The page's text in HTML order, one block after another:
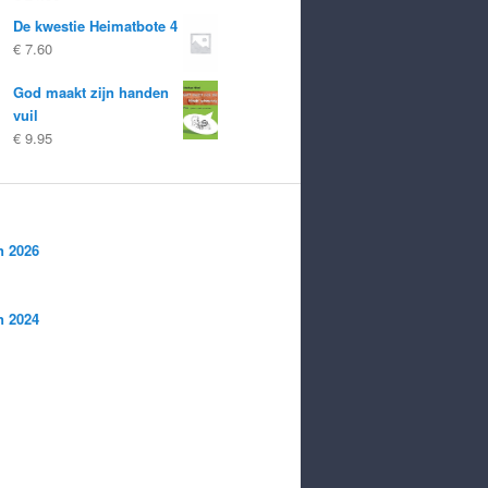
De kwestie Heimatbote 4
€ 7.60
God maakt zijn handen
vuil
€ 9.95
2026
2024